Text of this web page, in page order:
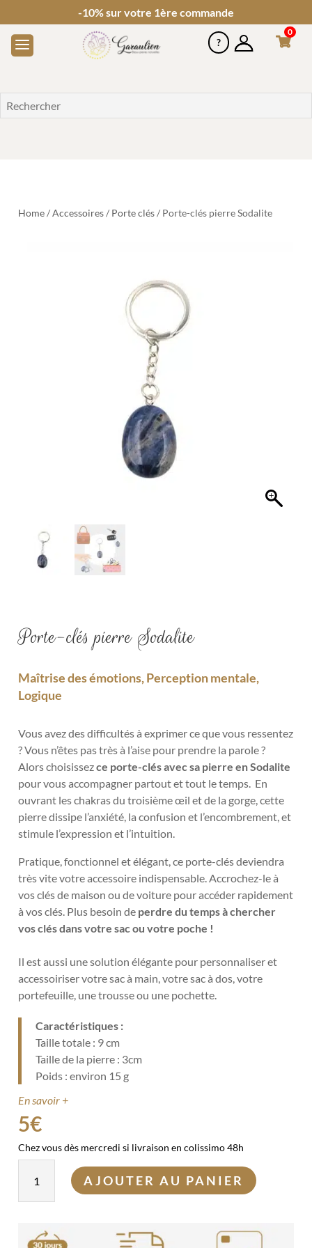
-10% sur votre 1ère commande
0
Home/Accessoires/ Porte clés/ Porte-clés pierre Sodalite
Porte-clés pierre Sodalite
Maîtrise des émotions, Perception mentale,
Logique
Vous avez des difficultés à exprimer ce que vous ressentez
? Vous n’êtes pas très à l’aise pour prendre la parole ?
Alors choisissezce porte-clés avec sa pierre en Sodalite
pour vous accompagner partout et tout le temps. En
ouvrant les chakras du troisième œil et de la gorge, cette
pierre dissipe l’anxiété, la confusion et l’encombrement, et
stimule l’expression et l’intuition.
Pratique, fonctionnel et élégant, ce porte-clés deviendra
très vite votre accessoire indispensable. Accrochez-le à
vos clés de maison ou de voiture pour accéder rapidement
à vos clés. Plus besoin de perdre du temps à chercher
vos clés dans votre sac ou votre poche !
Il est aussi une solution élégante pour personnaliser et
accessoiriser votre sac à main, votre sac à dos, votre
portefeuille, une trousse ou une pochette.
Caractéristiques :
Taille totale : 9 cm
Taille de la pierre : 3cm
Poids : environ 15 g
En savoir +
5€
Chez vous dès mercredi si livraison en colissimo 48h
Porte-
pierre
AJOUTER AU PANIER